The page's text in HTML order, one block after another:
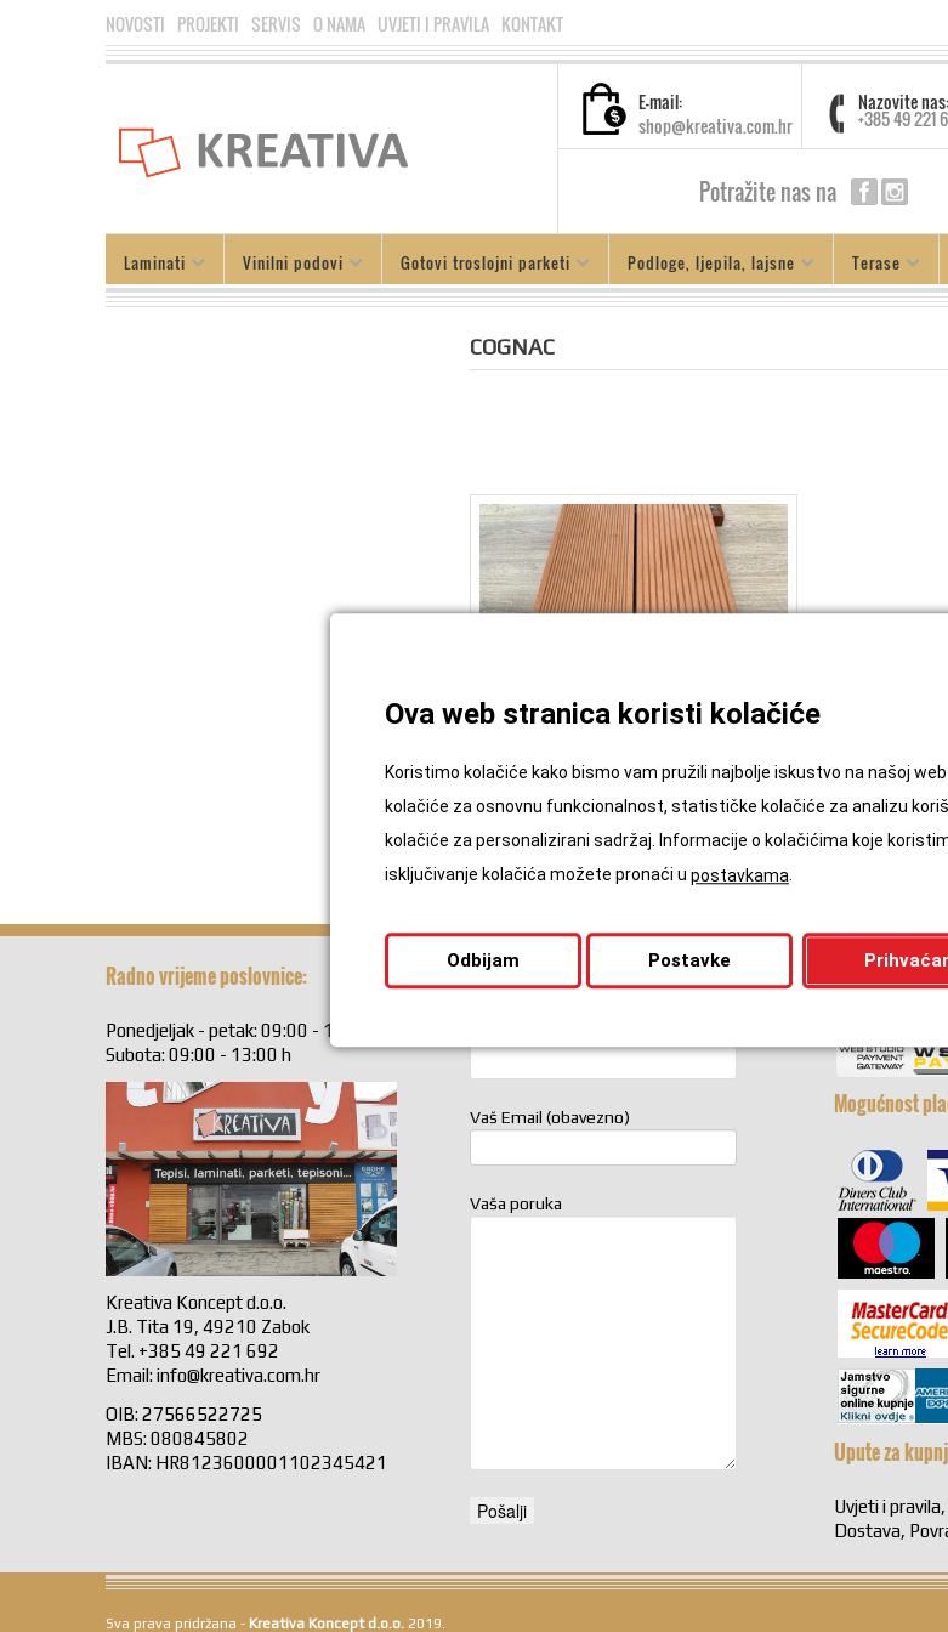
NOVOSTI PROJEKTI SERVIS O NAMA UVJETI I PRAVILA KONTAKT
E-mail:
shop@kreativa.com.hr
Nazovite nas:
+385 49 221
Potražite nas na
Laminati Vinilni podovi Gotovi troslojni parketi Podloge, ljepila, lajsne Terase
COGNAC
WPC deck Cognac
65,00 €/m2
Radno vrijeme poslovnice:
Ponedjeljak - petak: 09:00 - 17:00 h
Subota: 09:00 - 13:00 h
Kreativa Koncept d.o.o.
J.B. Tita 19, 49210 Zabok
Tel. +385 49 221 692
Email: info@kreativa.com.hr
OIB: 27566522725
MBS: 080845802
IBAN: HR8123600001102345421
Kontaktirajte nas!
Vaš Email (obavezno)
Vaša poruka
WSPAY
Mogućnost
Upute za
Uvjeti i
Dostava,
Sva prava pridržana - Kreativa Koncept d.o.o. 2019.
Ova web stranica koristi kolačiće
Koristimo kolačiće kako bismo vam pružili najbolje iskustvo na našoj
kolačiće za osnovnu funkcionalnost, statističke kolačiće za analizu
kolačiće za personalizirani sadržaj. Informacije o kolačićima koje
isključivanje kolačića možete pronaći u postavkama
Odbijam Postavke